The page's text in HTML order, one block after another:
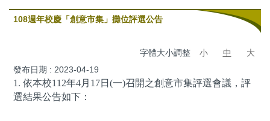
108週年校慶「創意市集」攤位評選公告
字體大小調整 小 中
大
發布日期 : 2023-04-19
1. 依本校112年4月17日(一)召開之創意市集評選會議，評
選結果公告如下：